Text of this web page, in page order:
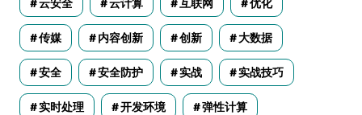
云安全 云计算 互联网 优化
传媒 内容创新 创新 大数据
安全 安全防护 实战 实战技巧
实时处理 开发环境 弹性计算